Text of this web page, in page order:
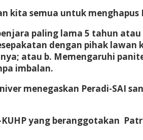
kita semua untuk menghapus
paling lama 5 tahun
dengan pihak
atau b. Memengaruhi
imbalan.
menegaskan Peradi-SAI
yang beranggotakan